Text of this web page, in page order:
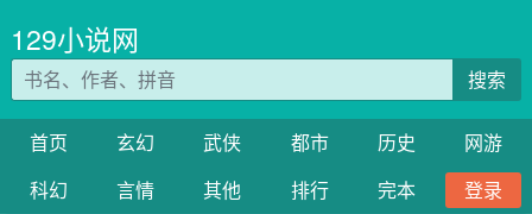
129小说网
搜索
首页 玄幻 武侠 都市 历史
网游
科幻
言情 其他 排行 完本
登录